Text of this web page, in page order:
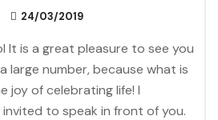
24/03/2019
It is a great pleasure to see you
large number, because what is
joy of celebrating life! I
to speak in front of you.